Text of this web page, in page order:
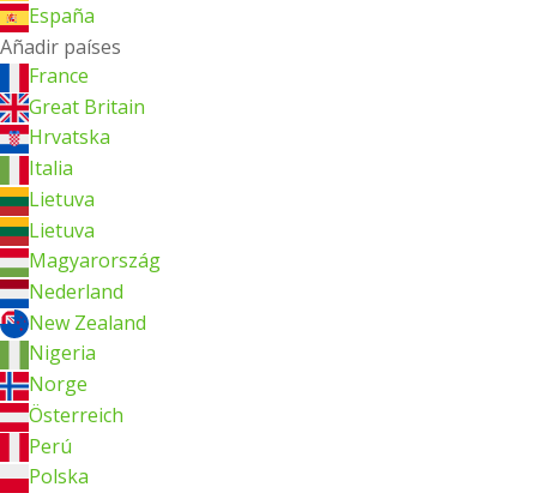
España
Añadir países
France
Great Britain
Hrvatska
Italia
Lietuva
Lietuva
Magyarország
Nederland
New Zealand
Nigeria
Norge
Österreich
Perú
Polska